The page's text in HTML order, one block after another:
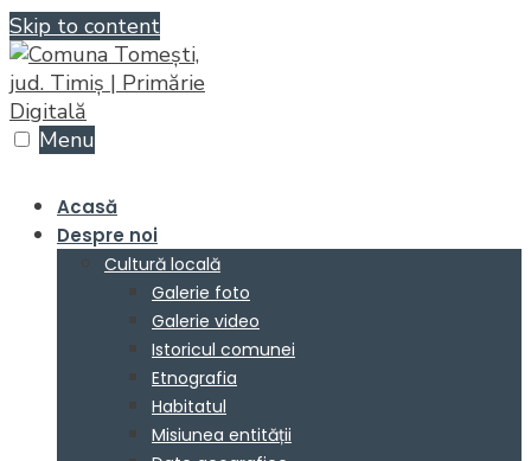
Skip to content
Menu
Acasă
Despre noi
Cultură locală
Galerie foto
Galerie video
Istoricul comunei
Etnografia
Habitatul
Misiunea entității